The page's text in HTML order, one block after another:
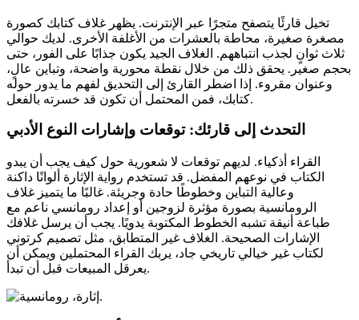
تخيل قارئًا يتصفح متجرًا عبر الإنترنت. يظهر غلاف كتابك كصورة
مصغرة صغيرة، محاطة بالعشرات من الأغلفة الأخرى. لديك حوالي
ثلاث ثوانٍ لجذب انتباههم. الغلاف الجيد يكون جذابًا على الفور، حتى
بحجم صغير. يحقق ذلك من خلال نقطة محورية واضحة، وتباين عالٍ،
وعنوان مقروء. إذا اضطر القارئ إلى التحديق لفهم ما يدور حوله
كتابك، فمن المحتمل أن تكون قد خسرته بالفعل.
التحدث إلى قارئك: توقعات وإشارات النوع الأدبي
القراء أذكياء. لديهم توقعات لا شعورية حول كيف يجب أن يبدو
الكتاب في نوعهم المفضل. قد تستخدم رواية الإثارة ألوانًا داكنة
وعالية التباين وخطوطًا حادة وجريئة. غالبًا ما يتميز غلاف
الرومانسية بصورة مؤثرة لزوجين أو إعداد رومانسي ناعم مع
طباعة أنيقة تشبه الخطوط المكتوبة يدويًا. يجب أن يرسل غلافك
الإشارات الصحيحة. الغلاف غير المتطابق، مثل تصميم كرتوني
لكتاب غير خيالي تاريخي جاد، يربك القراء المحتملين ويمكن أن
يعرقل المبيعات قبل أن تبدأ.